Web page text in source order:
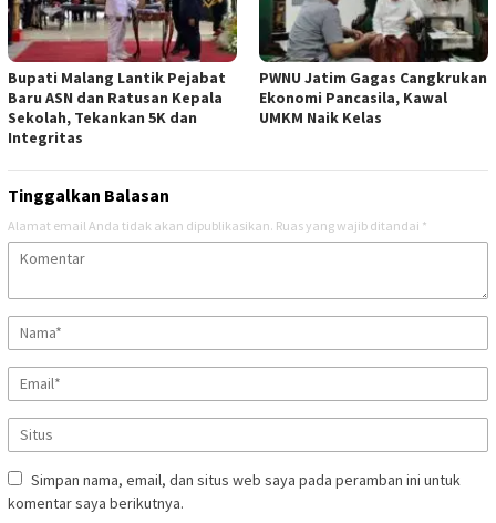
Bupati Malang Lantik Pejabat
Baru ASN dan Ratusan Kepala
Sekolah, Tekankan 5K dan
Integritas
PWNU Jatim Gagas Cangkrukan
Ekonomi Pancasila, Kawal
UMKM Naik Kelas
Tinggalkan Balasan
Alamat email Anda tidak akan dipublikasikan. Ruas yang wajib ditandai *
Simpan nama, email, dan situs web saya pada peramban ini untuk
komentar saya berikutnya.